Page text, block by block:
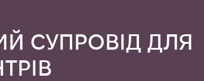
СУПРОВІД ДЛЯ